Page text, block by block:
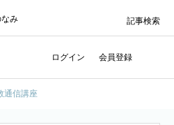
み
ログイン 会員登録
記事検索
通信講座